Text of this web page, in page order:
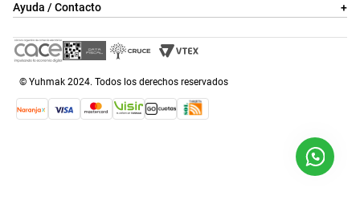
Ayuda / Contacto
+
© Yuhmak 2024. Todos los derechos reservados